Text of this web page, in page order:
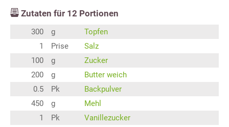
Zutaten für 12 Portionen
300 g
Topfen
1
Prise
Salz
100
g
Zucker
200
g
Butter weich
0.5
Pk
Backpulver
450
g
Mehl
1
Pk
Vanillezucker